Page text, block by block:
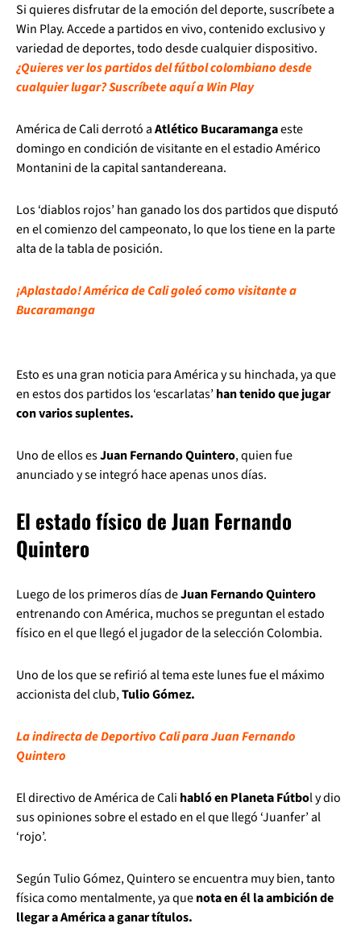
Si quieres disfrutar de la emoción del deporte, suscríbete a
Win Play. Accede a partidos en vivo, contenido exclusivo y
variedad de deportes, todo desde cualquier dispositivo.
¿Quieres ver los partidos del fútbol colombiano desde
cualquier lugar? Suscríbete aquí a Win Play
América de Cali derrotó aAtlético Bucaramangaeste
domingo en condición de visitante en el estadio Américo
Montanini de la capital santandereana.
Los ‘diablos rojos’ han ganado los dos partidos que disputó
en el comienzo del campeonato, lo que los tiene en la parte
alta de la tabla de posición.
¡Aplastado! América de Cali goleó como visitante a
Bucaramanga
Esto es una gran noticia para América y su hinchada, ya que
en estos dos partidos los ‘escarlatas’ han tenido que jugar
con varios suplentes.
Uno de ellos esJuan Fernando Quintero, quien fue
anunciado y se integró hace apenas unos días.
El estado físico de Juan Fernando
Quintero
Luego de los primeros días deJuan Fernando Quintero
entrenando con América, muchos se preguntan el estado
físico en el que llegó el jugador de la selección Colombia.
Uno de los que se refirió al tema este lunes fue el máximo
accionista del club,Tulio Gómez.
La indirecta de Deportivo Cali para Juan Fernando
Quintero
El directivo de América de Cali habló en Planeta Fútbol y dio
sus opiniones sobre el estado en el que llegó ‘Juanfer’ al
‘rojo’.
Según Tulio Gómez, Quintero se encuentra muy bien, tanto
física como mentalmente, ya quenota en él la ambición de
llegar a América a ganar títulos.